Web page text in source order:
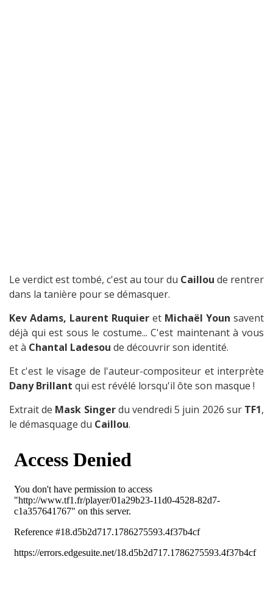
Le verdict est tombé, c'est au tour du Caillou de rentrer
dans la tanière pour se démasquer.
Kev Adams, Laurent Ruquier et Michaël Youn savent
déjà qui est sous le costume... C'est maintenant à vous
et à Chantal Ladesou de découvrir son identité.
Et c'est le visage de l'auteur-compositeur et interprète
Dany Brillant qui est révélé lorsqu'il ôte son masque !
Extrait de Mask Singerdu vendredi 5 juin 2026 sur TF1,
le démasquage du Caillou.